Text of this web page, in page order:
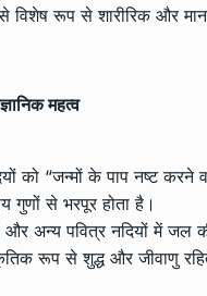
रूप से शारीरिक और
महत्व
को “जन्मों के पाप नष्ट करने
से भरपूर होता है।
और अन्य पवित्र नदियों में
रूप से शुद्ध और जीवाणु